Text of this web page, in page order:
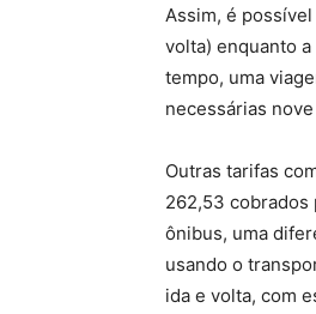
Assim, é
volta) enquanto
tempo, uma
necessárias
Outras tarifas
262,53 cobrados
ônibus, uma
usando o
ida e volta, com